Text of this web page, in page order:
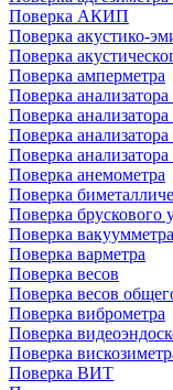
Поверка АКИП
Поверка акустико-
Поверка
Поверка амперметра
Поверка
Поверка анализатора
Поверка анализатора
Поверка анализатора
Поверка анемометра
Поверка
Поверка брускового
Поверка вакуумметра
Поверка варметра
Поверка весов
Поверка весов
Поверка виброметра
Поверка
Поверка
Поверка ВИТ